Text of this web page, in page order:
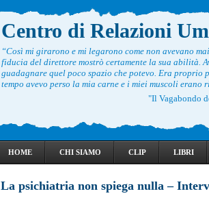
Centro di Relazioni
“Così mi girarono e mi legarono come non avevano
fiducia del direttore mostrò certamente la sua abilità.
guadagnare quel poco spazio che potevo. Era proprio
tempo avevo perso la mia carne e i miei muscoli erano
"Il Vagabondo
HOME CHI SIAMO CLIP LIBRI
La psichiatria non spiega nulla –